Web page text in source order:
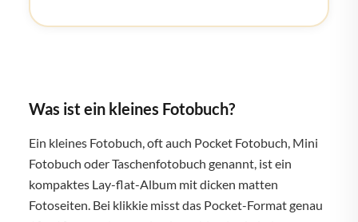
Was ist ein kleines Fotobuch?
Ein kleines Fotobuch, oft auch Pocket Fotobuch, Mini
Fotobuch oder Taschenfotobuch genannt, ist ein
kompaktes Lay-flat-Album mit dicken matten
Fotoseiten. Bei klikkie misst das Pocket-Format genau